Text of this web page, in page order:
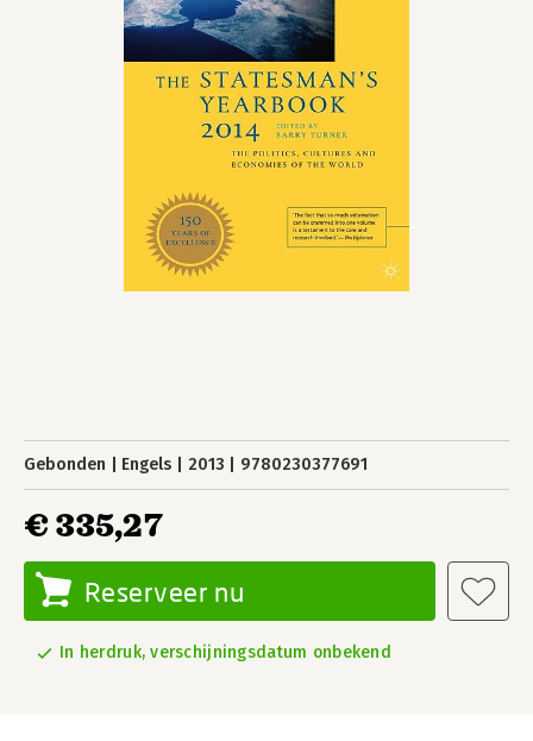
Gebonden Engels 2013 9780230377691
€ 335,27
Reserveer nu
In herdruk, verschijningsdatum onbekend